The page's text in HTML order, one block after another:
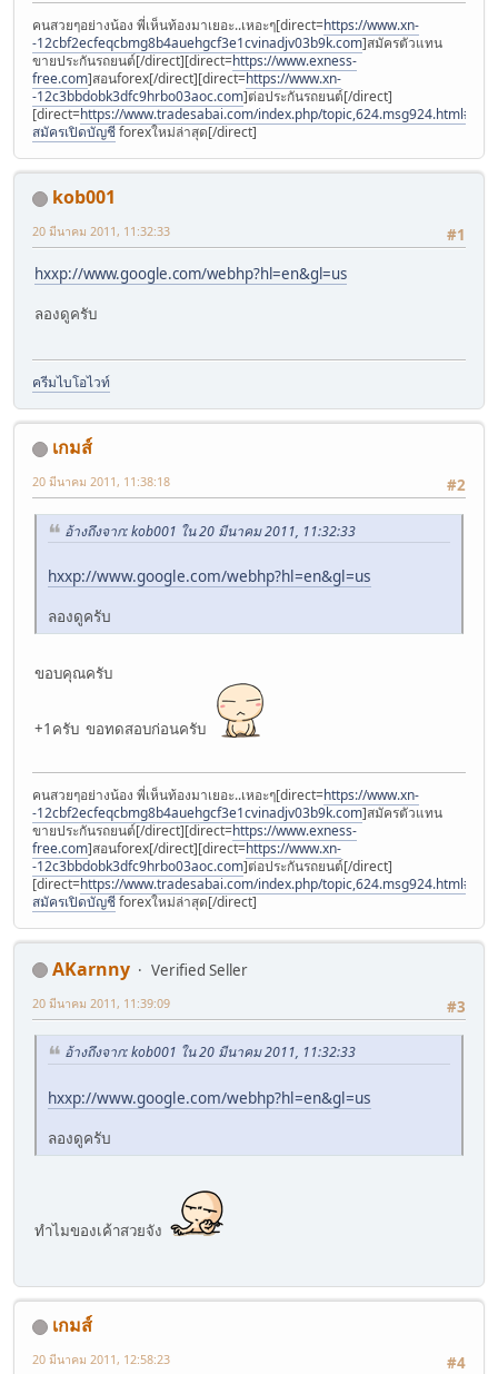
คนสวยๆอย่างน้อง พี่เห็นท้องมาเยอะ..เหอะๆ[direct=https://www.xn-
-12cbf2ecfeqcbmg8b4auehgcf3e1cvinadjv03b9k.com]สมัครตัวแทน
ขายประกันรถยนต์[/direct][direct=https://www.exness-
free.com]สอนforex[/direct][direct=https://www.xn-
-12c3bbdobk3dfc9hrbo03aoc.com]ต่อประกันรถยนต์[/direct]
[direct=https://www.tradesabai.com/index.php/
สมัครเปิดบัญชีforexใหม่ล่าสุด[/direct]
kob001
#1
20 มีนาคม 2011, 11:32:33
hxxp://www.google.com/webhp?hl=en&gl=us
ลองดูครับ
ครีมไบโอไวท์
เกมส์
#2
20 มีนาคม 2011, 11:38:18
อ้างถึงจาก: kob001 ใน 20 มีนาคม 2011, 11:32:33
hxxp://www.google.com/webhp?hl=en&gl=us
ลองดูครับ
ขอบคุณครับ
+1ครับ ขอทดสอบก่อนครับ
คนสวยๆอย่างน้อง พี่เห็นท้องมาเยอะ..เหอะๆ[direct=https://www.xn-
-12cbf2ecfeqcbmg8b4auehgcf3e1cvinadjv03b9k.com]สมัครตัวแทน
ขายประกันรถยนต์[/direct][direct=https://www.exness-
free.com]สอนforex[/direct][direct=https://www.xn-
-12c3bbdobk3dfc9hrbo03aoc.com]ต่อประกันรถยนต์[/direct]
[direct=https://www.tradesabai.com/index.php/
สมัครเปิดบัญชีforexใหม่ล่าสุด[/direct]
AKarnny
Verified Seller
#3
20 มีนาคม 2011, 11:39:09
อ้างถึงจาก: kob001 ใน 20 มีนาคม 2011, 11:32:33
hxxp://www.google.com/webhp?hl=en&gl=us
ลองดูครับ
ทำไมของเค้าสวยจัง
เกมส์
#4
20 มีนาคม 2011, 12:58:23